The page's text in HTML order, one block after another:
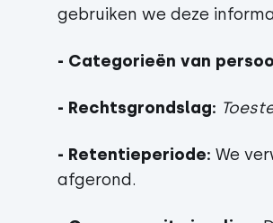
gebruiken we deze
- Categorieën van
- Rechtsgrondslag:
- Retentieperiode: We
afgerond.